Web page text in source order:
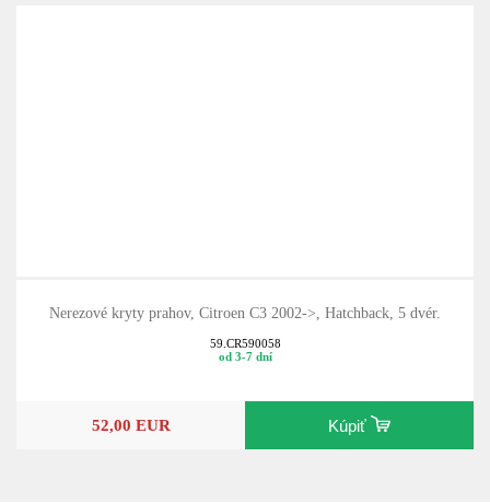
Nerezové kryty prahov, Citroen C3 2002->, Hatchback, 5 dvér.
59.CR590058
od 3-7 dní
52,00 EUR Kúpiť